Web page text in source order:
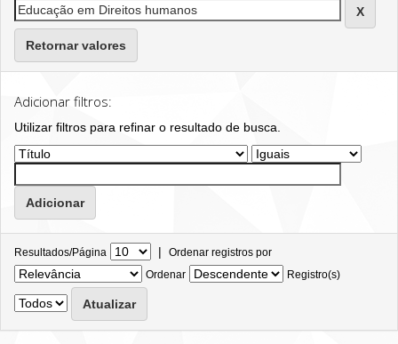
Retornar valores
Adicionar filtros:
Utilizar filtros para refinar o resultado de busca.
Resultados/Página | Ordenar registros por
Ordenar
Registro(s)